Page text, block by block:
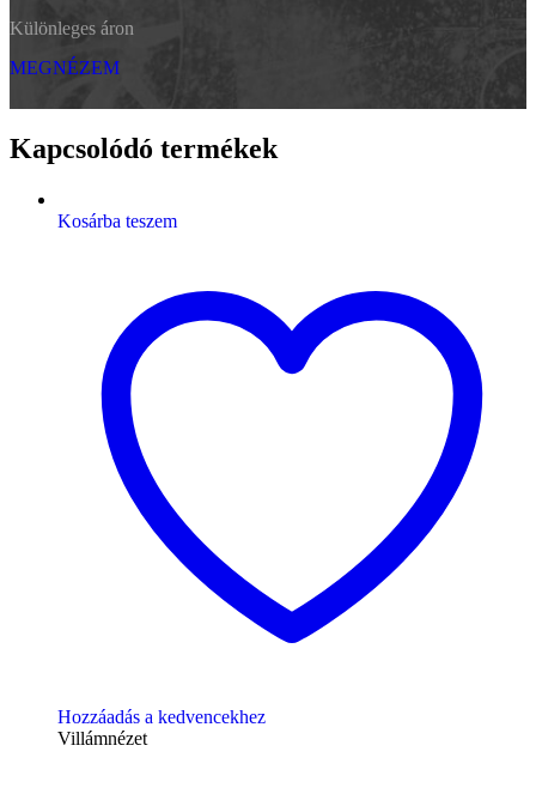
Különleges áron
MEGNÉZEM
Kapcsolódó termékek
Kosárba teszem
Hozzáadás a kedvencekhez
Villámnézet